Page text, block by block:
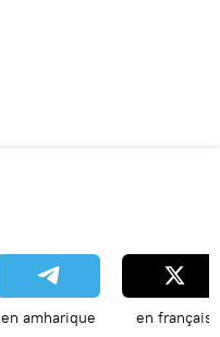
en amharique en français